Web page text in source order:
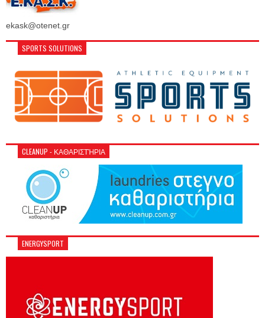
ekask@otenet.gr
SPORTS SOLUTIONS
CLEANUP - ΚΑΘΑΡΙΣΤΉΡΙΑ
ENERGYSPORT